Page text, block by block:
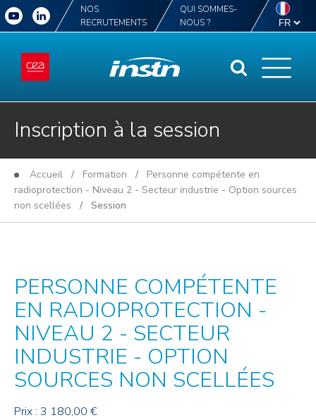
NOS
RECRUTEMENTS
QUI SOMMES-
NOUS ?
Inscription à la session
Accueil / Formation / Personne compétente en
radioprotection - Niveau 2 - Secteur industrie - Option sources
non scellées / Session
PERSONNE COMPÉTENTE
EN RADIOPROTECTION -
NIVEAU 2 - SECTEUR
INDUSTRIE - OPTION
SOURCES NON SCELLÉES
Prix : 3 180,00 €